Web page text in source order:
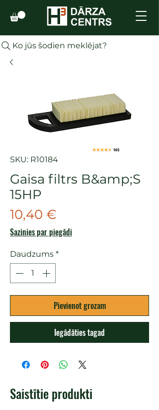
Ko jūs šodien meklējat?
SKU: R10184
Gaisa filtrs B&amp;S
15HP
10,40 €
Sazinies par piegādi
Daudzums *
Pievienot grozam
Iegādāties tagad
Saistītie produkti